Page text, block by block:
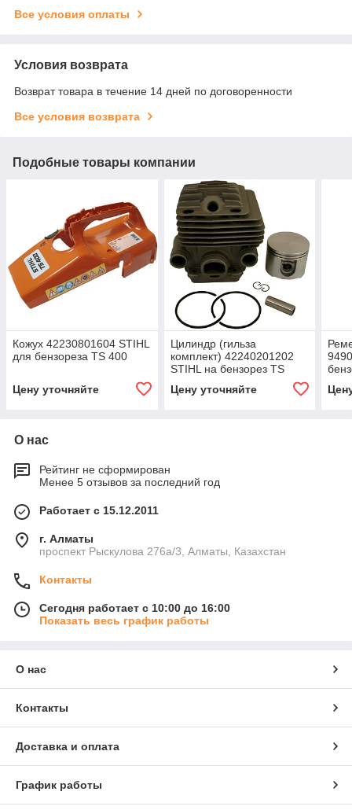
Все условия оплаты
Условия возврата
Возврат товара в течение 14 дней по договоренности
Все условия возврата
Подобные товары компании
Кожух 42230801604 STIHL
для бензореза TS 400
Цену уточняйте
Цилиндр (гильза
комплект) 42240201202
STIHL на бензорез TS
поршневая группа
Цену уточняйте
О нас
Рейтинг не сформирован
Менее 5 отзывов за последний год
Работает с 15.12.2011
г. Алматы
проспект Рыскулова 276а/3, Алматы, Казахстан
Контакты
Сегодня работает с 10:00 до 16:00
Показать весь график работы
О нас
Контакты
Доставка и оплата
График работы